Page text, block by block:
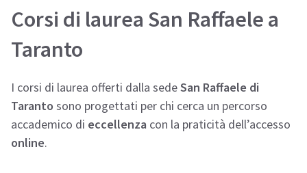
Corsi di laurea San Raffaele a
Taranto
I corsi di laurea offerti dalla sedeSan Raffaele di
Taranto sono progettati per chi cerca un percorso
accademico di eccellenza con la praticità dell’accesso
online.